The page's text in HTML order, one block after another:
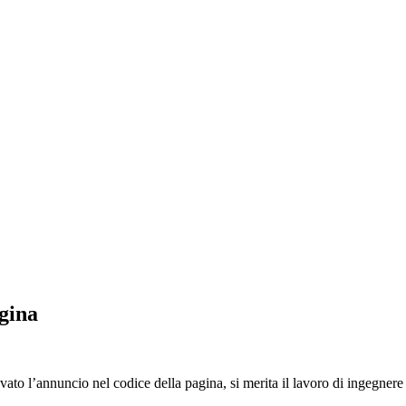
l’annuncio nel codice della pagina, si merita il lavoro di